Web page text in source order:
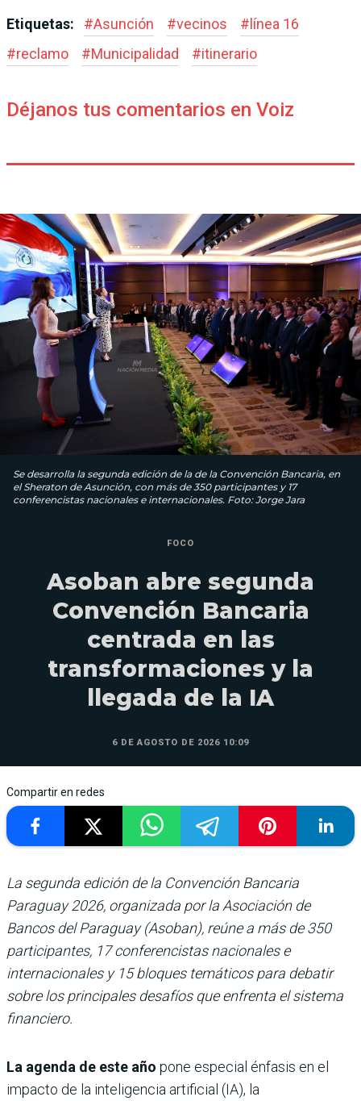
Etiquetas: #Asunción #vecinos # línea 16
#reclamo #Municipalidad #itinerario
Déjanos tus comentarios en Voiz
Se desarrolla la segunda edición de la de la Convención Bancaria, en
el Sheraton de Asunción, con más de 350 participantes y 17
conferencistas nacionales e internacionales. Foto: Jorge Jara
FOCO
Asoban abre segunda
Convención Bancaria
centrada en las
transformaciones y la
llegada de la IA
6 DE AGOSTO DE 2026 10:09
Compartir en redes
La segunda edición de la Convención Bancaria
Paraguay 2026, organizada por la Asociación de
Bancos del Paraguay (Asoban), reúne a más de 350
participantes, 17 conferencistas nacionales e
internacionales y 15 bloques temáticos para debatir
sobre los principales desafíos que enfrenta el sistema
financiero.
La agenda de este año pone especial énfasis en el
impacto de la inteligencia artificial (IA), la